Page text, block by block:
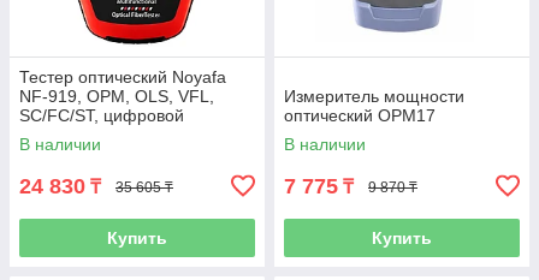
Тестер оптический Noyafa
NF-919, OPM, OLS, VFL,
SC/FC/ST, цифровой
В наличии
24 830 ₸ 35 605 ₸
Купить
Измеритель мощности
оптический OPM17
В наличии
7 775 ₸ 9 870 ₸
Купить